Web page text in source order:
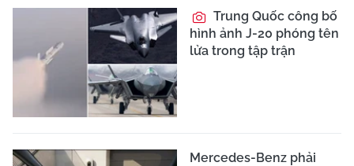
Trung Quốc công bố
hình ảnh J-20 phóng tên
lửa trong tập trận
Mercedes-Benz phải